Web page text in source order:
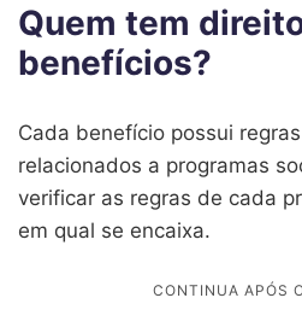
Quem tem
benefícios?
Cada benefício possui
relacionados a programas
verificar as regras de cada
em qual se encaixa.